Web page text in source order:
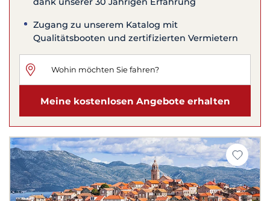
Zugang zu unserem Katalog mit
Qualitätsbooten und zertifizierten Vermietern
Meine kostenlosen Angebote erhalten